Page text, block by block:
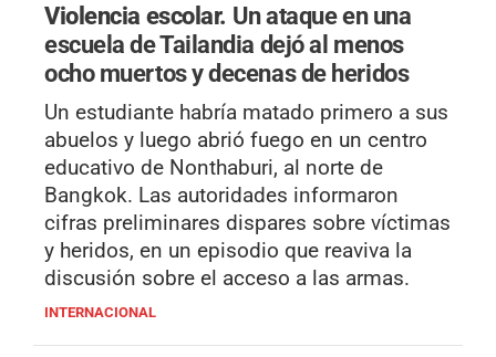
Violencia escolar. Un ataque en una
escuela de Tailandia dejó al menos
ocho muertos y decenas de heridos
Un estudiante habría matado primero a sus
abuelos y luego abrió fuego en un centro
educativo de Nonthaburi, al norte de
Bangkok. Las autoridades informaron
cifras preliminares dispares sobre víctimas
y heridos, en un episodio que reaviva la
discusión sobre el acceso a las armas.
INTERNACIONAL